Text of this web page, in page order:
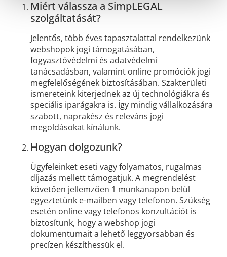
Miért válassza a SimpLEGAL
szolgáltatását?
Jelentős, több éves tapasztalattal rendelkezünk
webshopok jogi támogatásában,
fogyasztóvédelmi és adatvédelmi
tanácsadásban, valamint online promóciók jogi
megfelelőségének biztosításában. Szakterületi
ismereteink kiterjednek az új technológiákra és
speciális iparágakra is. Így mindig vállalkozására
szabott, naprakész és releváns jogi
megoldásokat kínálunk.
Hogyan dolgozunk?
Ügyfeleinket eseti vagy folyamatos, rugalmas
díjazás mellett támogatjuk. A megrendelést
követően jellemzően 1 munkanapon belül
egyeztetünk e-mailben vagy telefonon. Szükség
esetén online vagy telefonos konzultációt is
biztosítunk, hogy a webshop jogi
dokumentumait a lehető leggyorsabban és
precízen készíthessük el.